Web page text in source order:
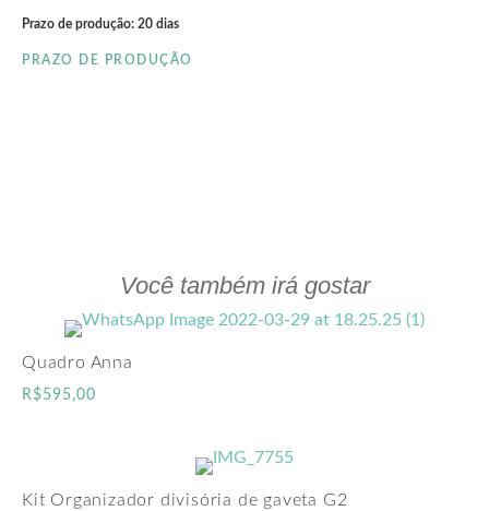
Prazo de produção: 20 dias
PRAZO DE PRODUÇÃO
Você também irá gostar
Quadro Anna
R$595,00
Kit Organizador divisória de gaveta G2